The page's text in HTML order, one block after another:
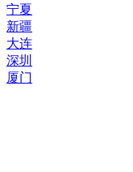
宁夏
新疆
大连
深圳
厦门